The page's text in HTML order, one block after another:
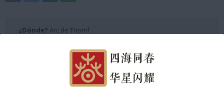
· ¿Dónde? Arc de Triomf
De 13:15h a 13:20h GMT +2
Programación Escenario ANX 2026